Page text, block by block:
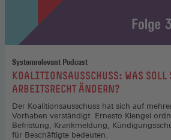
Systemrelevant Podcast
:KOALITIONSAUSSCHUSS: WAS
ARBEITSRECHT ÄNDERN?
Der Koalitionsausschuss hat sich auf
Vorhaben verständigt. Ernesto Klengel
Befristung, Krankmeldung,
für Beschäftigte bedeuten.